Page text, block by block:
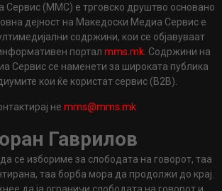
Сервис (ММС) е трговско друштво основано
дејност на Македоски Медиа Сервис е
содржини, кои се објавуваат
портал mms.mk . Содржини на
Сервис се наменети за широката публика
кои ќе користат сервис (B2B).
не mms@mms.mk
Гаврилов
се избориме за слободата на говорот, таа
таа борба мора да продолжи до крај.
да ја ограничи слободата на говорот и